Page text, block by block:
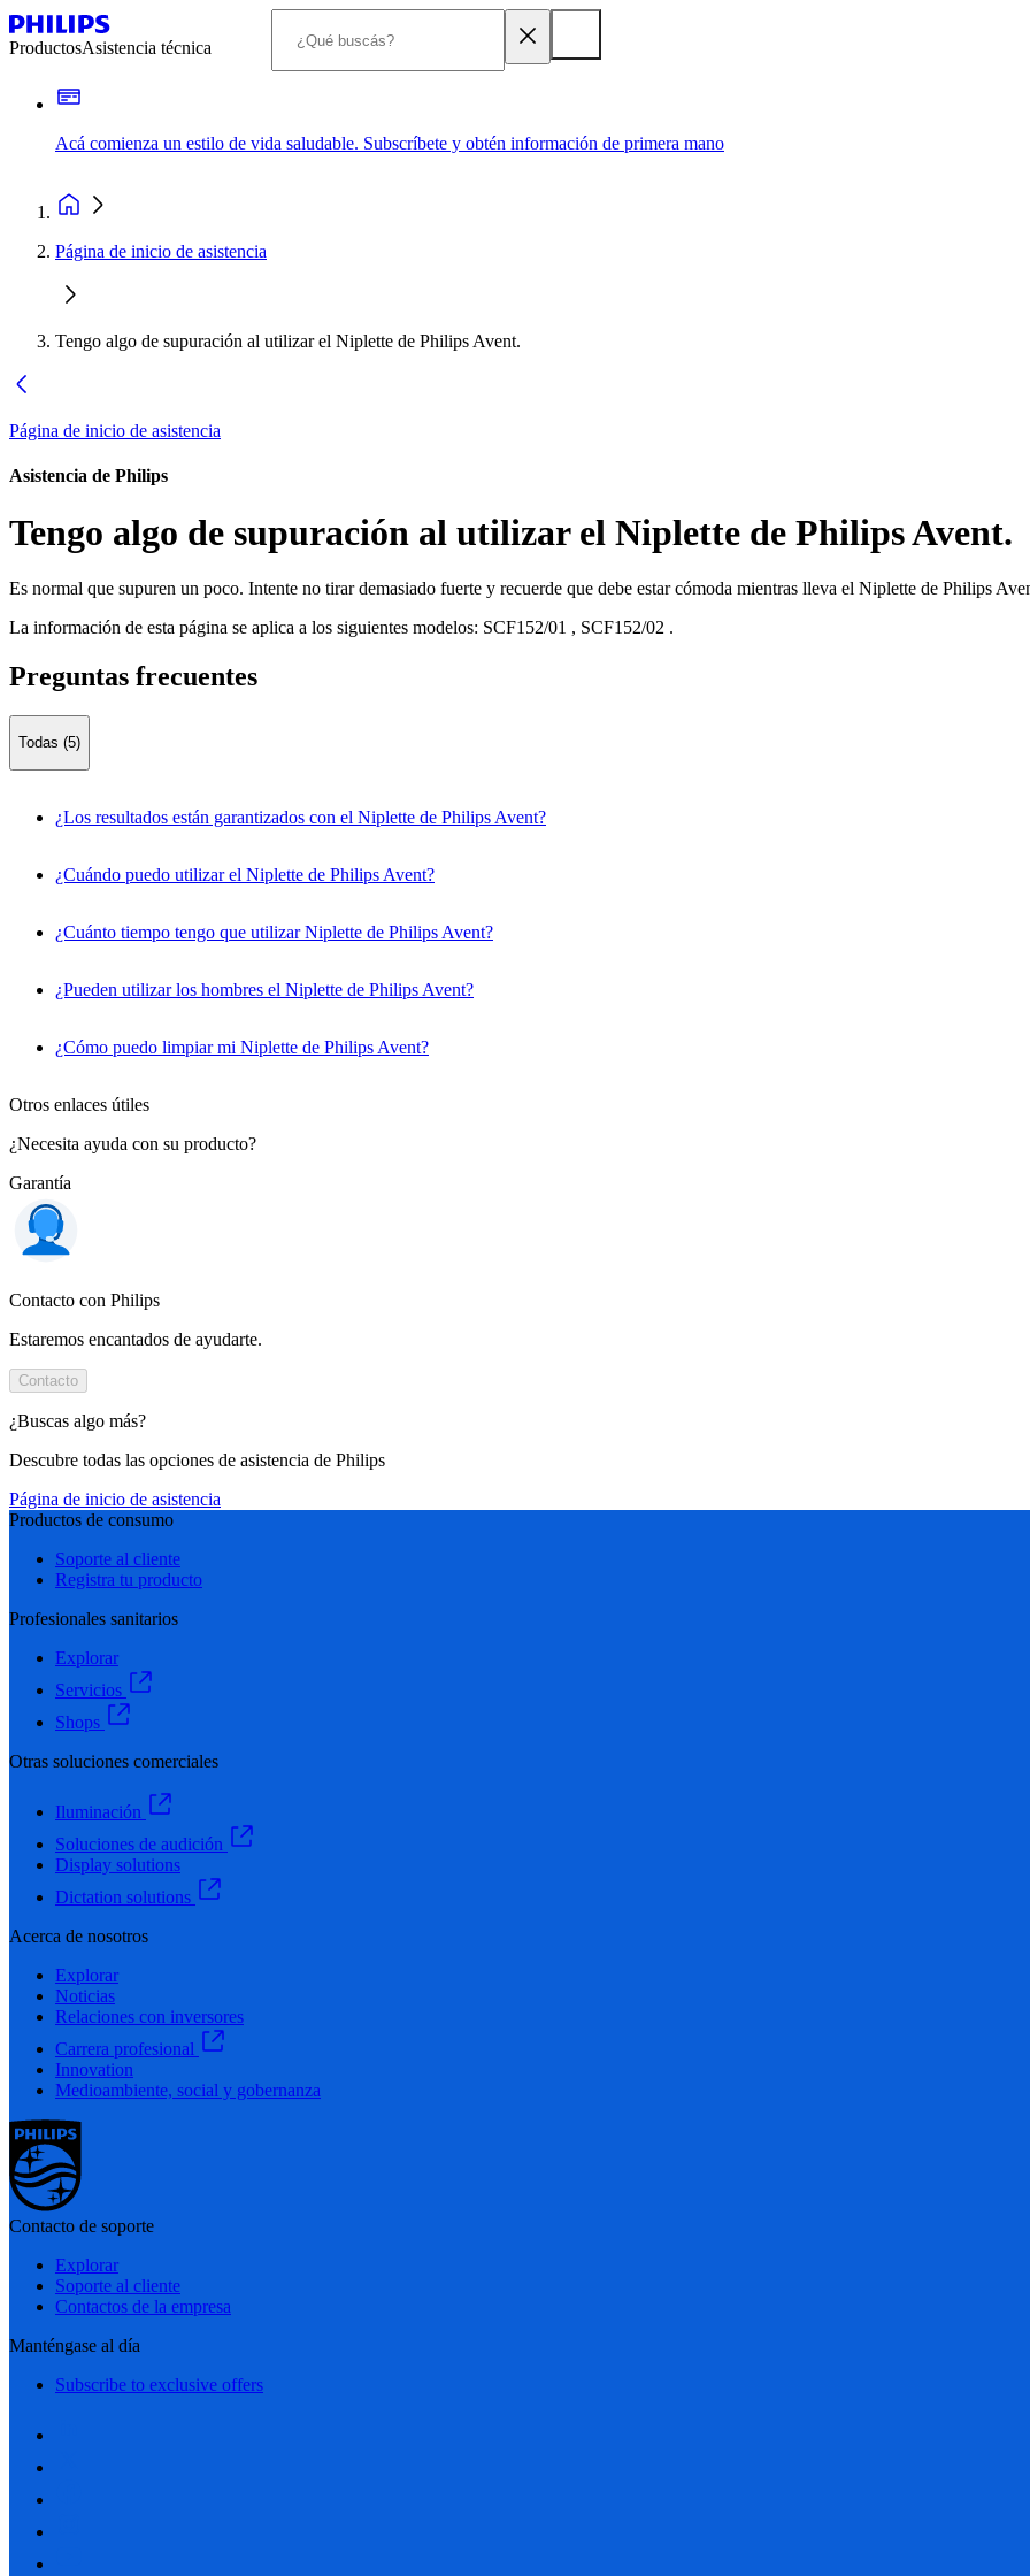
ProductosAsistencia técnica
Acá comienza un estilo de vida saludable. Subscríbete y obtén información de primera mano
Página de inicio de asistencia
Tengo algo de supuración al utilizar el Niplette de Philips Avent.
Página de inicio de asistencia
Asistencia de Philips
Tengo algo de supuración al utilizar el Niplette de Philips Avent.
Es normal que supuren un poco. Intente no tirar demasiado fuerte y recuerde que debe estar cómoda mientras lleva el Niplette de Philips
La información de esta página se aplica a los siguientes modelos: SCF152/01 , SCF152/02 .
Preguntas frecuentes
Todas (5)
¿Los resultados están garantizados con el Niplette de Philips Avent?
¿Cuándo puedo utilizar el Niplette de Philips Avent?
¿Cuánto tiempo tengo que utilizar Niplette de Philips Avent?
¿Pueden utilizar los hombres el Niplette de Philips Avent?
¿Cómo puedo limpiar mi Niplette de Philips Avent?
Otros enlaces útiles
¿Necesita ayuda con su producto?
Garantía
Contacto con Philips
Estaremos encantados de ayudarte.
Contacto
¿Buscas algo más?
Descubre todas las opciones de asistencia de Philips
Página de inicio de asistencia
Productos de consumo
Soporte al cliente
Registra tu producto
Profesionales sanitarios
Explorar
Servicios
Shops
Otras soluciones comerciales
Iluminación
Soluciones de audición
Display solutions
Dictation solutions
Acerca de nosotros
Explorar
Noticias
Relaciones con inversores
Carrera profesional
Innovation
Medioambiente, social y gobernanza
Contacto de soporte
Explorar
Soporte al cliente
Contactos de la empresa
Manténgase al día
Subscribe to exclusive offers